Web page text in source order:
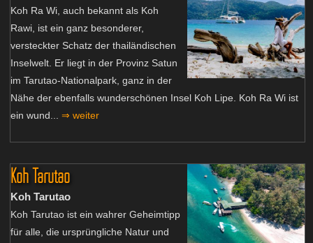
Koh Ra Wi, auch bekannt als Koh
Rawi, ist ein ganz besonderer,
versteckter Schatz der thailändischen
Inselwelt. Er liegt in der Provinz Satun
im Tarutao-Nationalpark, ganz in der
Nähe der ebenfalls wunderschönen Insel Koh Lipe. Koh Ra Wi ist
ein wund... ⇒ weiter
Koh Tarutao
Koh Tarutao
Koh Tarutao ist ein wahrer Geheimtipp
für alle, die ursprüngliche Natur und